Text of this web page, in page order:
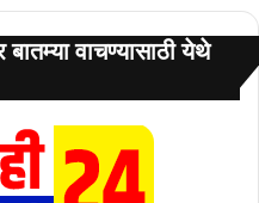
वाचण्यासाठी येथे